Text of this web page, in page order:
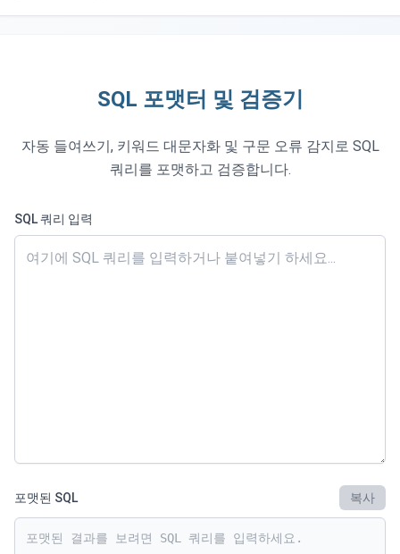
SQL 포맷터 및 검증기
자동 들여쓰기, 키워드 대문자화 및 구문 오류 감지로 SQL
쿼리를 포맷하고 검증합니다.
SQL 쿼리 입력
포맷된 SQL 복사
포맷된 결과를 보려면 SQL 쿼리를 입력하세요.